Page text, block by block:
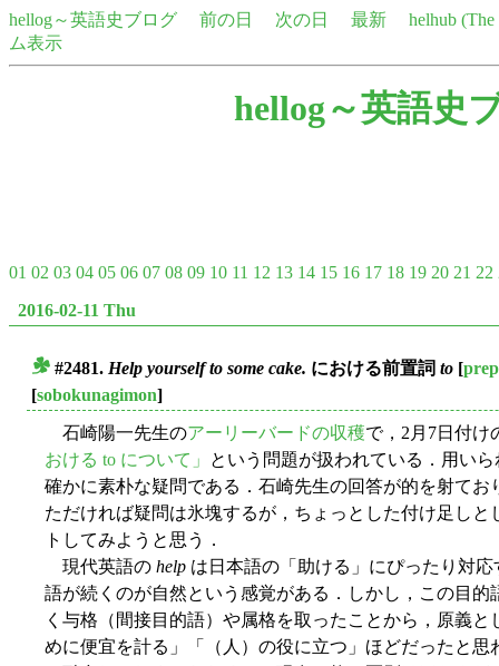
hellog～英語史ブログ 前の日 次の日 最新
helhub
ム表示
hellog～英語史
01 02 03 04 05 06 07 08 09 10 11 12 13 14 15 16 17 18 19 20 21 22
2016-02-11 Thu
#2481. Help yourself to some cake. における前置詞 to [
[sobokunagimon]
石崎陽一先生のアーリーバードの収穫で，2月7日付け
おける to について」
という問題が扱われている．用い
確かに素朴な疑問である．石崎先生の回答が的を射て
ただければ疑問は氷塊するが，ちょっとした付け足し
トしてみようと思う．
現代英語の help は日本語の「助ける」にぴったり対
語が続くのが自然という感覚がある．しかし，この目
く与格（間接目的語）や属格を取ったことから，原義
めに便宜を計る」「（人）の役に立つ」ほどだったと